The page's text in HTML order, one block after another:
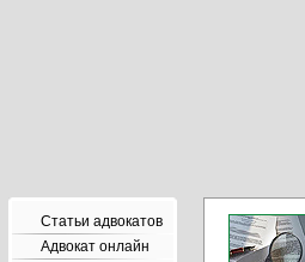
Статьи адвокатов
Адвокат онлайн